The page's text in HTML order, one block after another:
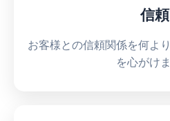
信頼
お客様との信頼関係を何よ
を心がけま